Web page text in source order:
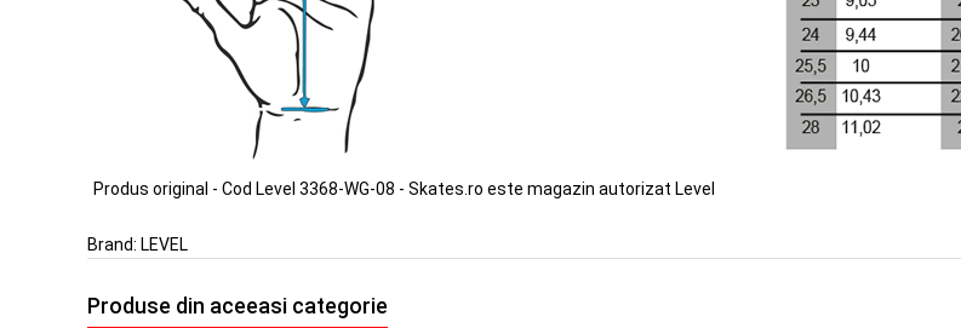
Produs original - Cod Level 3368-WG-08 - Skates.ro este magazin autorizat Level
Brand: LEVEL
Produse din aceeasi categorie